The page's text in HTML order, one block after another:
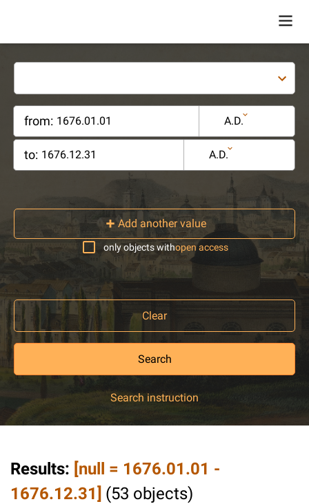
from: A.D.
to: A.D.
Add another value
only objects withopen access
Clear
Search
Search instruction
Results: [null = 1676.01.01 -
1676.12.31] (53 objects)